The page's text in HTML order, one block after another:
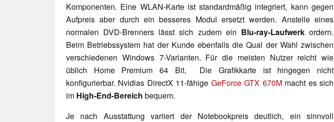
Komponenten. Eine WLAN-Karte ist standardmäßig integriert, kann gegen
Aufpreis aber durch ein besseres Modul ersetzt werden. Anstelle eines
normalen DVD-Brenners lässt sich zudem ein Blu-ray-Laufwerkordern.
Beim Betriebssystem hat der Kunde ebenfalls die Qual der Wahl zwischen
verschiedenen Windows 7-Varianten. Für die meisten Nutzer reicht wie
üblich Home Premium 64 Bit. Die Grafikkarte ist hingegen nicht
konfigurierbar. Nvidias DirectX 11-fähige GeForce GTX 670Mmacht es sich
im High-End-Bereich bequem.
Je nach Ausstattung variiert der Notebookpreis deutlich, ein sinnvoll